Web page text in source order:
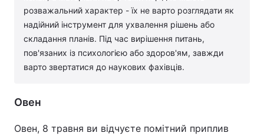
розважальний характер - їх не варто розглядати як
надійний інструмент для ухвалення рішень або
складання планів. Під час вирішення питань,
пов'язаних із психологією або здоров'ям, завжди
варто звертатися до наукових фахівців.
Овен
Овен, 8 травня ви відчуєте помітний приплив